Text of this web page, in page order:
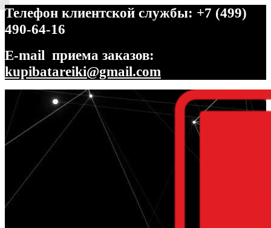
Телефон клиентской службы: +7 (499)
490-64-16
E-mail приема заказов:
kupibatareiki@gmail.com
Перейти
навигации
Перейти
содержимому